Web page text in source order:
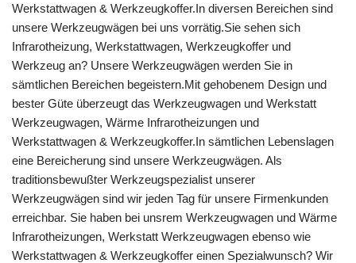
Werkstattwagen & Werkzeugkoffer.In diversen Bereichen sind
unsere Werkzeugwägen bei uns vorrätig.Sie sehen sich
Infrarotheizung, Werkstattwagen, Werkzeugkoffer und
Werkzeug an? Unsere Werkzeugwägen werden Sie in
sämtlichen Bereichen begeistern.Mit gehobenem Design und
bester Güte überzeugt das Werkzeugwagen und Werkstatt
Werkzeugwagen, Wärme Infrarotheizungen und
Werkstattwagen & Werkzeugkoffer.In sämtlichen Lebenslagen
eine Bereicherung sind unsere Werkzeugwägen. Als
traditionsbewußter Werkzeugspezialist unserer
Werkzeugwägen sind wir jeden Tag für unsere Firmenkunden
erreichbar. Sie haben bei unsrem Werkzeugwagen und Wärme
Infrarotheizungen, Werkstatt Werkzeugwagen ebenso wie
Werkstattwagen & Werkzeugkoffer einen Spezialwunsch? Wir